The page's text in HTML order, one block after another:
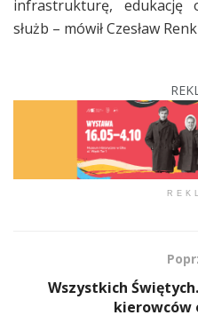
infrastrukturę, edukację
służb – mówił Czesław
Wszystkich
kierowców